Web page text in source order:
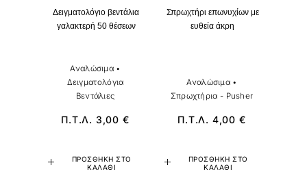
ΠΡΟΣΘΉΚΗ ΣΤΟ
ΚΑΛΆΘΙ
Δειγματολόγιο βεντάλια
γαλακτερή 50 θέσεων
Αναλώσιμα •
Δειγματολόγια
Βεντάλιες
Π.Τ.Λ. 3,00 €
ΠΡΟΣΘΉΚΗ ΣΤΟ
ΚΑΛΆΘΙ
Σπρωχτήρι επωνυχίων με
ευθεία άκρη
Αναλώσιμα •
Σπρωχτήρια - Pusher
Π.Τ.Λ. 4,00 €